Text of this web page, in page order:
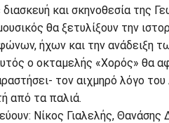
διασκευή και σκηνοθεσία της
θα ξετυλίξουν την
ήχων και την ανάδειξη
ο οκταμελής «Χορός» θα
τον αιχμηρό λόγο
από τα παλιά.
Νίκος Γιαλελής,